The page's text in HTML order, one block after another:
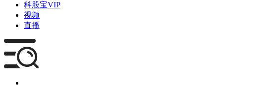
科股宝VIP
视频
直播